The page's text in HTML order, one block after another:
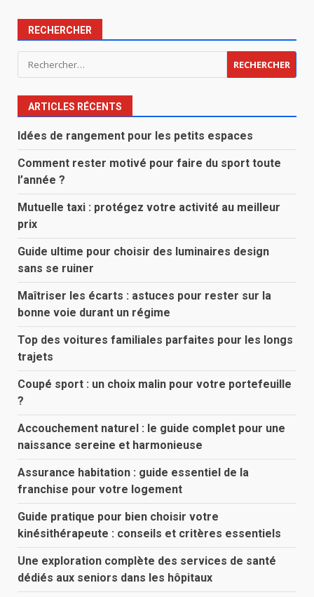
RECHERCHER
Rechercher :
ARTICLES RÉCENTS
Idées de rangement pour les petits espaces
Comment rester motivé pour faire du sport toute
l’année ?
Mutuelle taxi : protégez votre activité au meilleur
prix
Guide ultime pour choisir des luminaires design
sans se ruiner
Maîtriser les écarts : astuces pour rester sur la
bonne voie durant un régime
Top des voitures familiales parfaites pour les longs
trajets
Coupé sport : un choix malin pour votre portefeuille
?
Accouchement naturel : le guide complet pour une
naissance sereine et harmonieuse
Assurance habitation : guide essentiel de la
franchise pour votre logement
Guide pratique pour bien choisir votre
kinésithérapeute : conseils et critères essentiels
Une exploration complète des services de santé
dédiés aux seniors dans les hôpitaux